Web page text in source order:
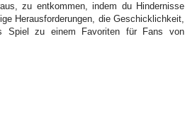
zu entkommen, indem du Hindernisse
Herausforderungen, die Geschicklichkeit,
Spiel zu einem Favoriten für Fans von